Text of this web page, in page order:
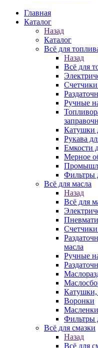
Главная
Каталог
Назад
Каталог
Всё для
Назад
Всё для
Ручные
Катушки
Рукава
Емкости
Мерное
Фильтры
Всё для масла
Назад
Всё для
Счетчики
масла
Ручные
Катушки,
Воронки
Масленки
Фильтры
Всё для смазки
Назад
Всё для